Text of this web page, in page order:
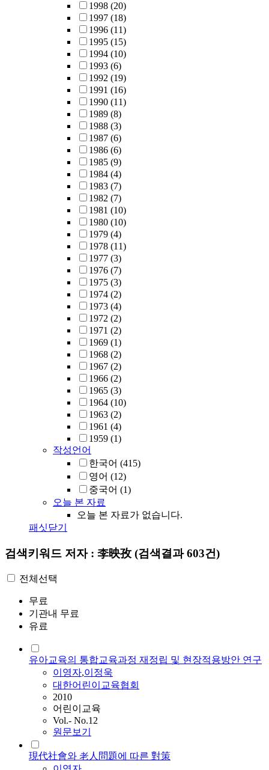
1998 (20)
1997 (18)
1996 (11)
1995 (15)
1994 (10)
1993 (6)
1992 (19)
1991 (16)
1990 (11)
1989 (8)
1988 (3)
1987 (6)
1986 (6)
1985 (9)
1984 (4)
1983 (7)
1982 (7)
1981 (10)
1980 (10)
1979 (4)
1978 (11)
1977 (3)
1976 (7)
1975 (3)
1974 (2)
1973 (4)
1972 (2)
1971 (2)
1969 (1)
1968 (2)
1967 (2)
1966 (2)
1965 (3)
1964 (10)
1963 (2)
1961 (4)
1959 (1)
작성언어
한국어 (415)
영어 (12)
중국어 (1)
오늘 본 자료
오늘 본 자료가 없습니다.
패싯닫기
검색키워드 저자 : 李映孜 (검색결과 603건)
전체선택
무료
기관내 무료
유료
유아교육의 통합교육과정 재정립 및 현장적용방안 연구
이영자,이정욱
대한어린이교육협회
2010
어린이교육
Vol.- No.12
원문보기
現代社會와 老人問題에 따른 對策